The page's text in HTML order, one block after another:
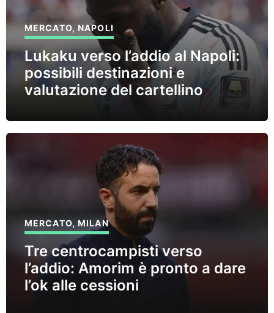
MERCATO,NAPOLI
Lukaku verso l’addio al Napoli:
possibili destinazioni e
valutazione del cartellino
MERCATO,MILAN
Tre centrocampisti verso
l’addio: Amorim è pronto a dare
l’ok alle cessioni